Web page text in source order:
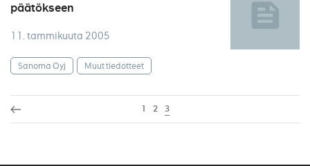
päätökseen
11. tammikuuta 2005
Sanoma Oyj Muut tiedotteet
1 2 3